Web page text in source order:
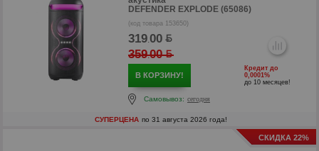
DEFENDER EXPLODE (65086)
(код товара 153650)
319.00
359.00
В КОРЗИНУ!
Кредит до
0,0001%
до 10 месяцев!
Самовывоз: сегодня
СУПЕРЦЕНА по 31 августа 2026 года!
СКИДКА 22%